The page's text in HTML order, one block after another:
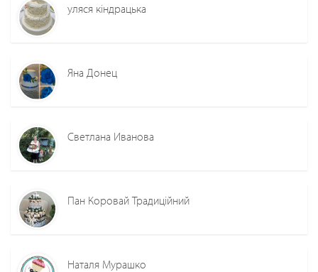
уляся кіндрацька
Яна Донец
Светлана Иванова
Пан Коровай Традиційний
Наталя Мурашко